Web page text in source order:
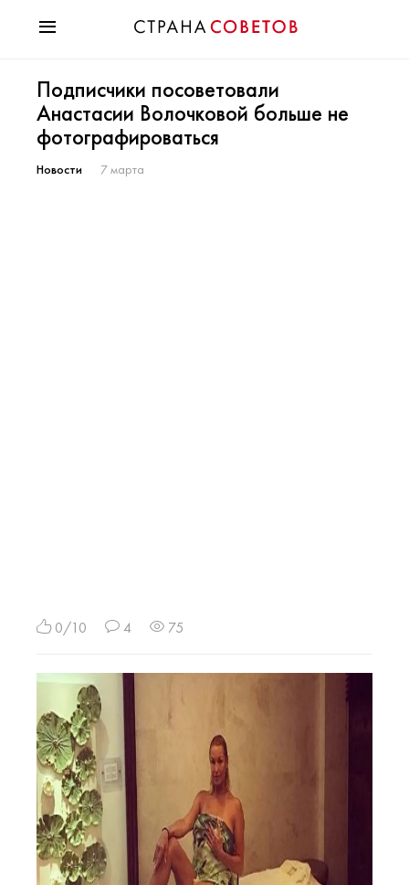
Мода
Звезды
Гороскопы
Здоровье
Подписчики посоветовали
Анастасии Волочковой больше не
фотографироваться
Новости 7 марта
0/10 4 75